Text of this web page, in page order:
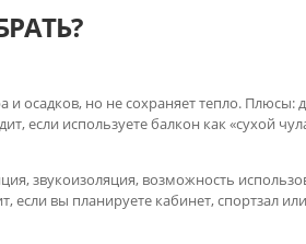
и осадков, но не сохраняет тепло. Плюсы:
если используете балкон как «сухой
звукоизоляция, возможность
вы планируете кабинет, спортзал